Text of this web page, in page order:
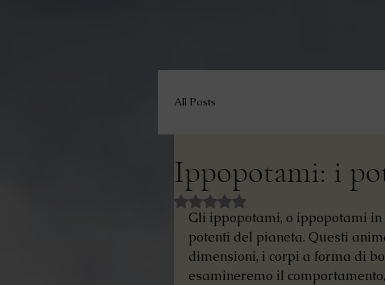
All Posts
Ippopotami: i
Valutazione NaN stelle su 5.
Gli ippopotami, o ippopotami
potenti del pianeta. Questi
dimensioni, i corpi a forma di
esamineremo il